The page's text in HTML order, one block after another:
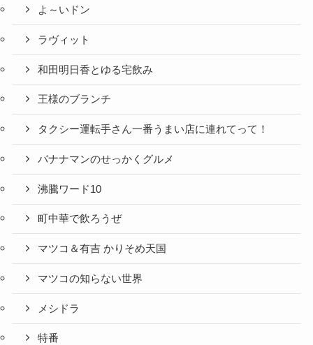
よ～いドン
ラヴィット
和田明日香とゆる宅飲み
王様のブランチ
タクシー運転手さん一番うまい店に連れてって！
バナナマンのせっかくグルメ
沸騰ワード10
町中華で飲ろうぜ
マツコ＆有吉 かりそめ天国
マツコの知らない世界
メシドラ
特番